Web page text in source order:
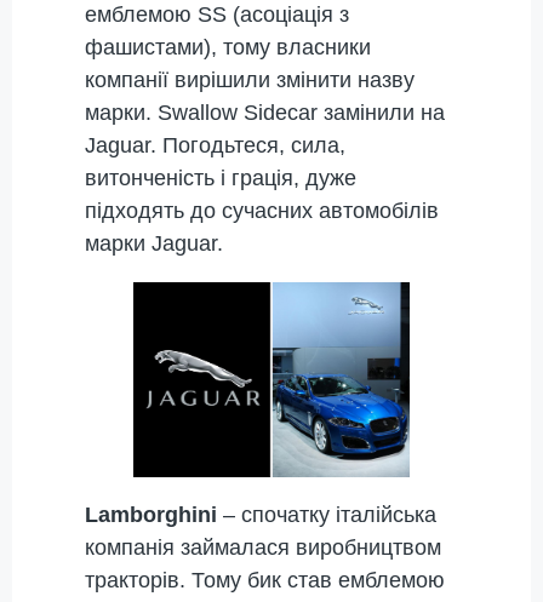
емблемою SS (асоціація з
фашистами), тому власники
компанії вирішили змінити назву
марки. Swallow Sidecar замінили на
Jaguar. Погодьтеся, cила,
витонченість і грація, дуже
підходять до сучасних автомобілів
марки Jaguar.
Lamborghini – спочатку італійська
компанія займалася виробництвом
тракторів. Тому бик став емблемою